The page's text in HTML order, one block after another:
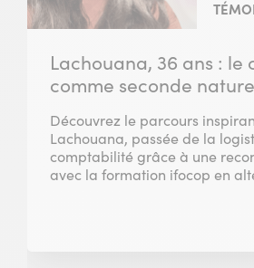
Lachouana, 36 ans : le
comme seconde nature
Découvrez le parcours
Lachouana, passée de la
comptabilité grâce à une
avec la formation ifocop en